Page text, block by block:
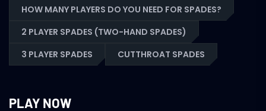
HOW MANY PLAYERS DO YOU NEED FOR SPADES?
2 PLAYER SPADES (TWO-HAND SPADES)
3 PLAYER SPADES
CUTTHROAT SPADES
PLAY NOW